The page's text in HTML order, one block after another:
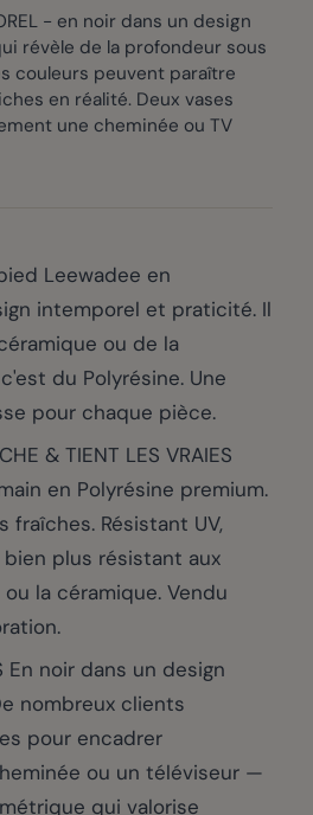
- en noir dans un design
révèle de la profondeur sous
couleurs peuvent paraître
en réalité. Deux vases
une cheminée ou TV
Leewadee en
intemporel et praticité. Il
ou de la
du Polyrésine. Une
pour chaque pièce.
& TIENT LES VRAIES
en Polyrésine premium.
fraîches. Résistant UV,
plus résistant aux
la céramique. Vendu
En noir dans un design
nombreux clients
pour encadrer
ou un téléviseur —
qui valorise